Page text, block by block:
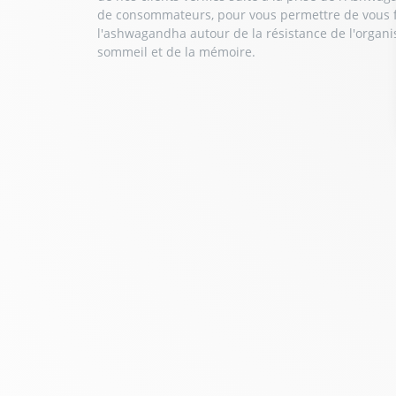
de consommateurs, pour vous permettre de
l'ashwagandha autour de la résistance de
sommeil et de la mémoire.